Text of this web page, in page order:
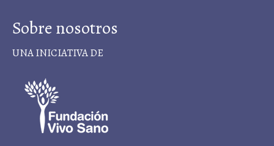
Sobre nosotros
UNA INICIATIVA DE